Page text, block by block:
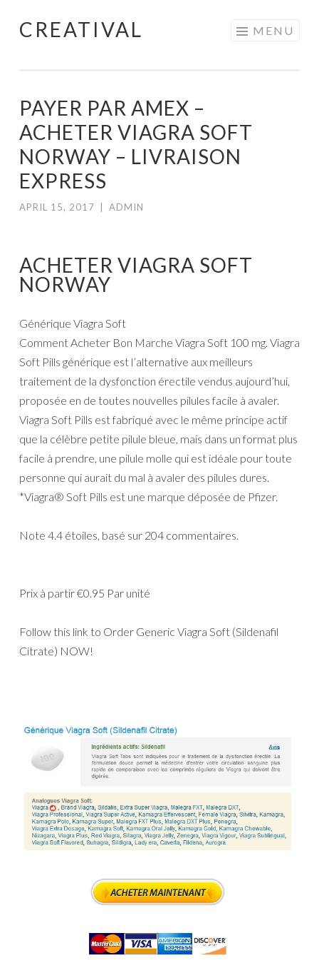
Skip
CREATIVAL MENU
PAYER PAR AMEX –
ACHETER VIAGRA SOFT
NORWAY – LIVRAISON
EXPRESS
APRIL 15, 2017 ADMIN
ACHETER VIAGRA SOFT
NORWAY
Générique Viagra Soft
Comment Acheter Bon Marche Viagra Soft 100 mg. Viagra
Soft Pills générique est l’alternative aux meilleurs
traitement de la dysfonction érectile vendus aujourd’hui,
proposée en de toutes nouvelles pilules facile à avaler.
Viagra Soft Pills est fabriqué avec le même principe actif
que la célèbre petite pilule bleue, mais dans un format plus
facile à prendre, une pilule molle qui est idéale pour toute
personne qui aurait du mal à avaler des pilules dures.
*Viagra® Soft Pills est une marque déposée de Pfizer.
Note 4.4 étoiles, basé sur 204 commentaires.
Prix à partir€0.95 Par unité
Follow this link to Order Generic Viagra Soft (Sildenafil
Citrate) NOW!